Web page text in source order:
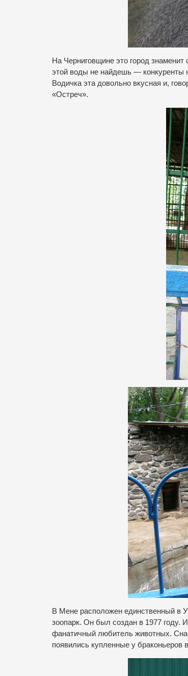
На Черниговщине это город
этой воды не найдешь — конкуренты
Водичка эта довольно вкусная и,
«Остреч».
В Мене расположен единственный в
зоопарк. Он был создан в 1977 году.
фанатичный любитель животных.
появились купленные у